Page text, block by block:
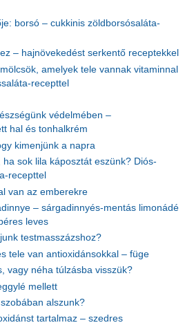
borsó – cukkinis zöldborsósaláta-
– hajnövekedést serkentő receptekkel
amelyek tele vannak vitaminnal
recepttel
védelmében –
hal és tonhalkrém
kimenjünk a napra
ha sok lila káposztát eszünk? Diós-
recepttel
van az emberekre
– sárgadinnyés-mentás limonádé
leves
testmasszázshoz?
tele van antioxidánsokkal – füge
vagy néha túlzásba visszük?
mellett
alszunk?
tartalmaz – szedres